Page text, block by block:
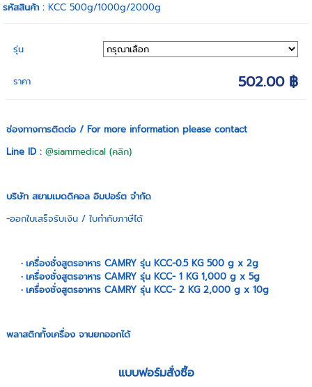
รหัสสินค้า :KCC 500g/1000g/2000g
รุ่น
ราคา 502.00 ฿
ช่องทางการติดต่อ / For more information please contact
Line ID :@siammedical (คลิก)
บริษัท สยามเมดดิคอล อิมปอร์ต จำกัด
-ออกใบเสร็จรับเงิน / ใบกำกับภาษีได้
เครื่องชั่งสูตรอาหาร CAMRY รุ่น KCC-0.5 KG 500 g x 2g
เครื่องชั่งสูตรอาหาร CAMRY รุ่น KCC- 1 KG 1,000 g x 5g
เครื่องชั่งสูตรอาหาร CAMRY รุ่น KCC- 2 KG 2,000 g x 10g
พลาสติกทั้งเครื่อง จานยกออกได้
แบบฟอร์มสั่งซื้อ